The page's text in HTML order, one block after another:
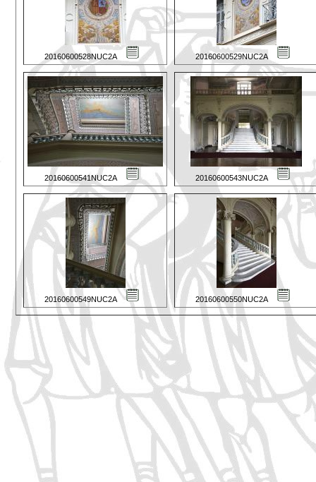
20160600528NUC2A 20160600529NUC2A
20160600541NUC2A 20160600543NUC2A
20160600549NUC2A 20160600550NUC2A